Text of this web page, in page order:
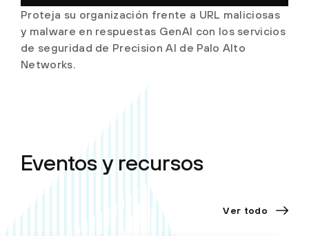
Proteja su organización frente a URL maliciosas
y malware en respuestas GenAI con los servicios
de seguridad de Precision AI de Palo Alto
Networks.
Eventos y recursos
Ver todo